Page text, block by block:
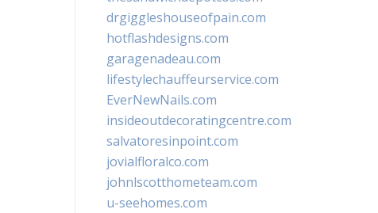
drgiggleshouseofpain.com
hotflashdesigns.com
garagenadeau.com
lifestylechauffeurservice.com
EverNewNails.com
insideoutdecoratingcentre.com
salvatoresinpoint.com
jovialfloralco.com
johnlscotthometeam.com
u-seehomes.com